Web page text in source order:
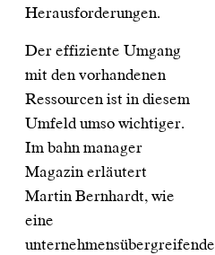
Herausforderungen.
Der effiziente Umgang
mit den vorhandenen
Ressourcen ist in diesem
Umfeld umso wichtiger.
Im bahn manager
Magazin erläutert
Martin Bernhardt, wie
eine
unternehmensübergreifende